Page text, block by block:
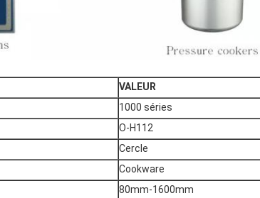
VALEUR
1000 séries
O-H112
Cercle
Cookware
80mm-1600mm